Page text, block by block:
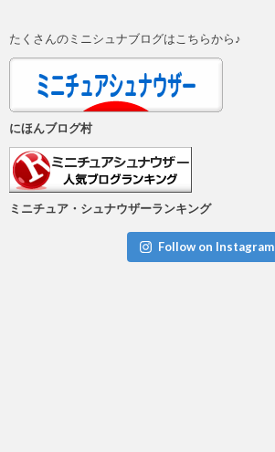
たくさんのミニシュナブログはこちらから♪
にほんブログ村
ミニチュア・シュナウザーランキング
Follow on Instagram